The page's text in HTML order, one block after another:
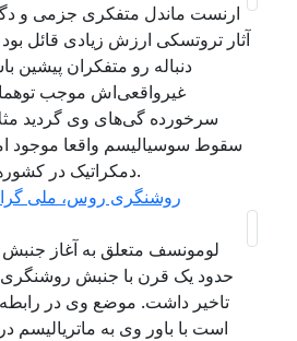
ارنست ماندل متفکری جزمی و
آثار تروتسکی ارزش زیادی قائل
دنباله رو متفکران پیشین
غیرواقعی‌اش موجب
سقوط سوسیالیسم واقعا موجود
دمکراتیک در کشورهای بلوک شرق داشت.
روشنگری روس، ملی
لومونسف متعلق به آغاز
حدود یک قرن با جنبش روشنگری
تاخیر داشت. موضع وی در رابطه
است با باور وی به ماتریالیسم